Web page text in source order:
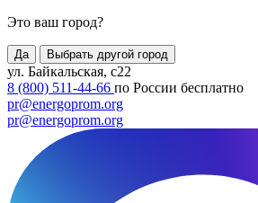
Это ваш город?
Да Выбрать другой город
ул. Байкальская, с22
8 (800) 511-44-66 по России бесплатно
pr@energoprom.org
pr@energoprom.org